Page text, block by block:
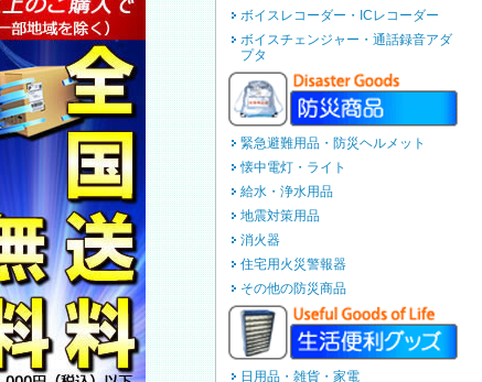
ボイスレコーダー・ICレコーダー
ボイスチェンジャー・通話録音アダ
プタ
緊急避難用品・防災ヘルメット
懐中電灯・ライト
給水・浄水用品
地震対策用品
消火器
住宅用火災警報器
その他の防災商品
日用品・雑貨・家電